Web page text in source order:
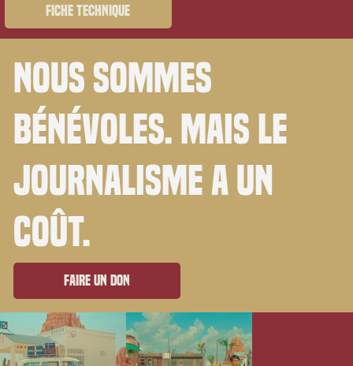
Fiche technique
Nous sommes
bénévoles. Mais le
journalisme a un
coût.
Faire un don